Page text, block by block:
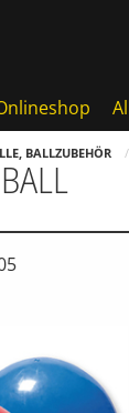
Badminton,
Basketball
Bälle,
Cube Sports
Fussball-,
Hockey, Base-,
BALLZUBEHÖR